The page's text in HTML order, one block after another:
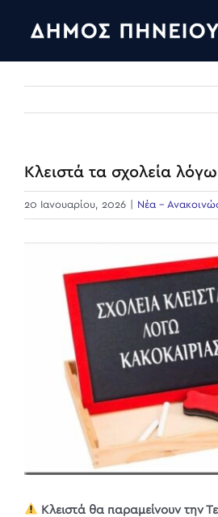
Κλειστά τα σχολεία
20 Ιανουαρίου, 2026 Νέα -
Κλειστά θα παραμείνουν την